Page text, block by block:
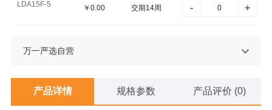
LDA15F-5 ￥0.00 交期14周 - +
万一严选自营
产品详情 规格参数 产品评价 (0)